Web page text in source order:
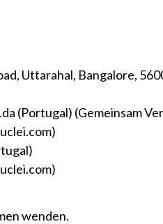
Uttarahal, Bangalore,
(Portugal) (Gemeinsam
wenden.